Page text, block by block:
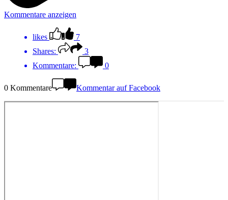
Kommentare anzeigen
likes
7
Shares:
3
Kommentare:
0
0 Kommentare Kommentar auf Facebook